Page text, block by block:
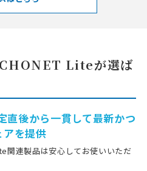
Liteが選ば
後から一貫して最新かつ
を提供
関連製品は安心してお使いいただ